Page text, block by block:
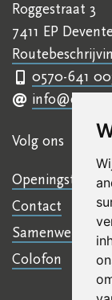
Roggestraat 3
7411 EP
0570-641
Volg ons
Openingstijden
Contact
Samenwerkingen
Colofon